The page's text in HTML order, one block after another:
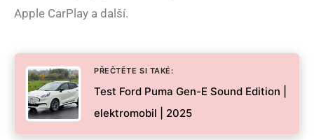
Apple CarPlay a další.
PŘEČTĚTE SI TAKÉ:
Test Ford Puma Gen-E Sound Edition |
elektromobil | 2025